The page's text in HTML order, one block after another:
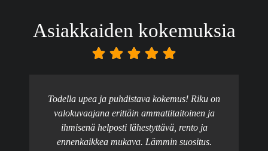
Asiakkaiden kokemuksia
Todella upea ja puhdistava kokemus! Riku on
valokuvaajana erittäin ammattitaitoinen ja
ihmisenä helposti lähestyttävä, rento ja
ennenkaikkea mukava. Lämmin suositus.